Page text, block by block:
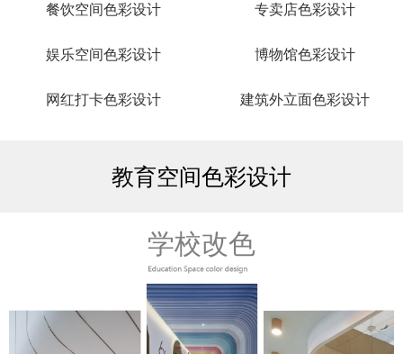
餐饮空间色彩设计 专卖店色彩设计
娱乐空间色彩设计 博物馆色彩设计
网红打卡色彩设计 建筑外立面色彩设计
教育空间色彩设计
学校改色